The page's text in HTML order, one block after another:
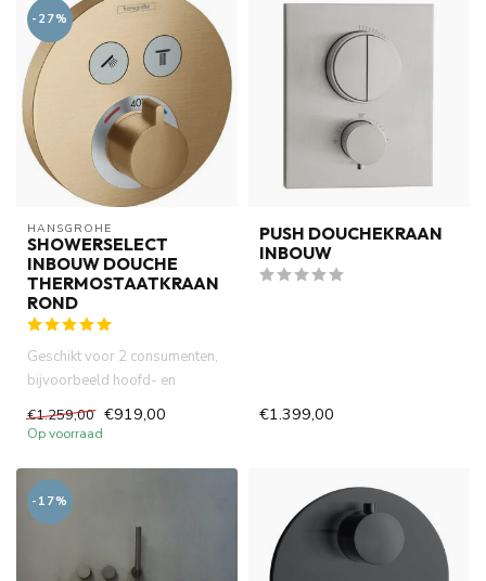
-27%
HANSGROHE
SHOWERSELECT
INBOUW DOUCHE
THERMOSTAATKRAAN
ROND
Geschikt voor 2 consumenten,
bijvoorbeeld hoofd- en
€1.259,00 €919,00
Op voorraad
PUSH DOUCHEKRAAN
INBOUW
€1.399,00
-17%